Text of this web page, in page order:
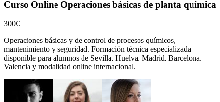
Curso Online Operaciones básicas de planta química
300€
Operaciones básicas y de control de procesos químicos,
mantenimiento y seguridad. Formación técnica especializada
disponible para alumnos de Sevilla, Huelva, Madrid, Barcelona,
Valencia y modalidad online internacional.